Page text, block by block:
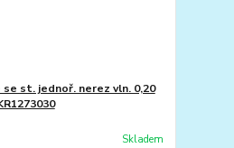
st. jednoř. nerez vln. 0,20
Skladem